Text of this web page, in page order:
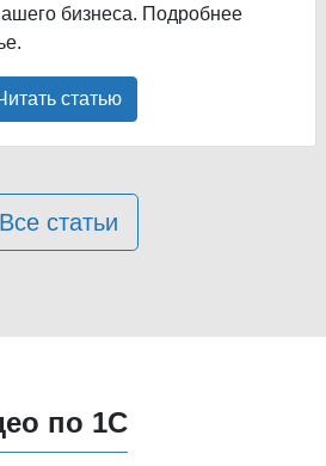
бизнеса. Подробнее
статью
Все статьи
по 1С